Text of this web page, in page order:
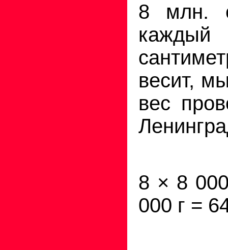
8 млн.
каждый
весит,
вес
8 × 8
000 г =